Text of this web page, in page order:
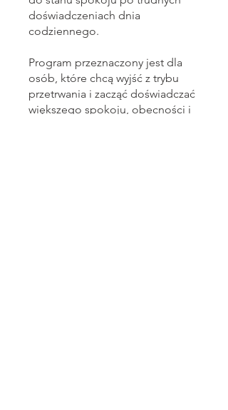
doświadczeniach dnia
codziennego.
Program przeznaczony jest dla
osób, które chcą wyjść z trybu
przetrwania i zacząć doświadczać
większego spokoju, obecności i